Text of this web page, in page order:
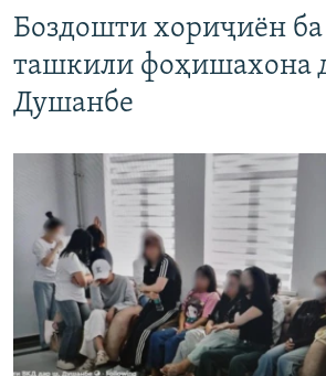
Боздошти хориҷиён
ташкили фоҳишахона
Душанбе